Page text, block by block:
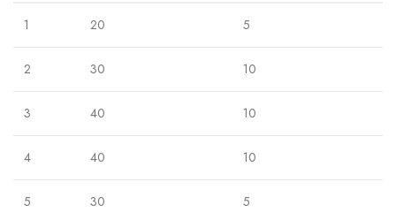
1 20 5
2 30 10
3 40 10
4 40 10
5 30 5